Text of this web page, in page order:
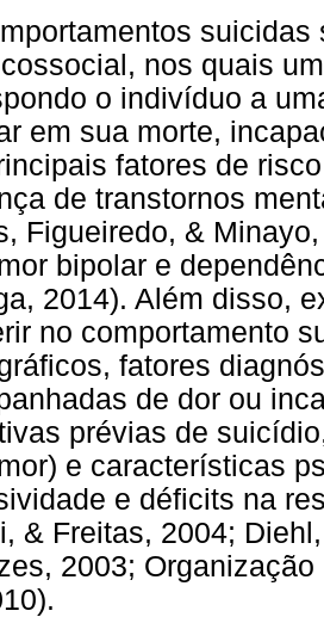
nos quais
o indivíduo a
em sua morte,
fatores de
de transtornos
Figueiredo, &
bipolar e
2014). Além disso,
no comportamento
fatores
de dor ou
prévias de
e características
e déficits na
& Freitas, 2004;
2003;